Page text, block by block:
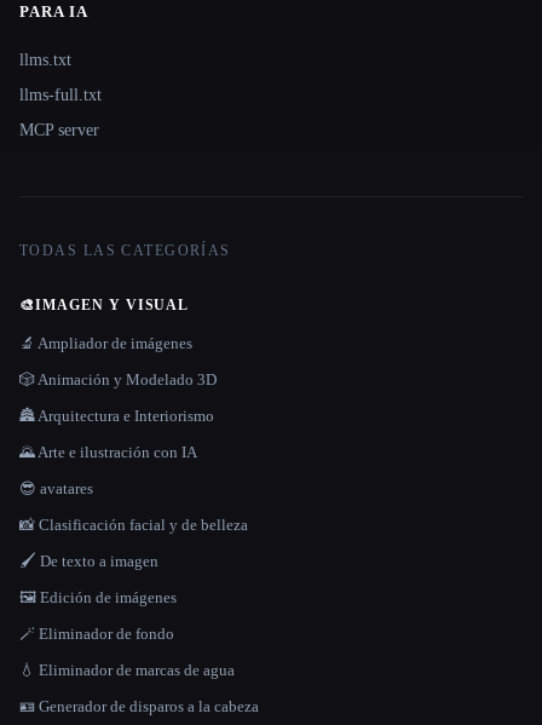
PARA IA
llms.txt
llms-full.txt
MCP server
TODAS LAS CATEGORÍAS
🎨IMAGEN Y VISUAL
🔬 Ampliador de imágenes
🎲 Animación y Modelado 3D
🏯 Arquitectura e Interiorismo
🌄 Arte e ilustración con IA
😎 avatares
📸 Clasificación facial y de belleza
🖌️ De texto a imagen
🖼️ Edición de imágenes
🪄 Eliminador de fondo
💧 Eliminador de marcas de agua
🪪 Generador de disparos a la cabeza